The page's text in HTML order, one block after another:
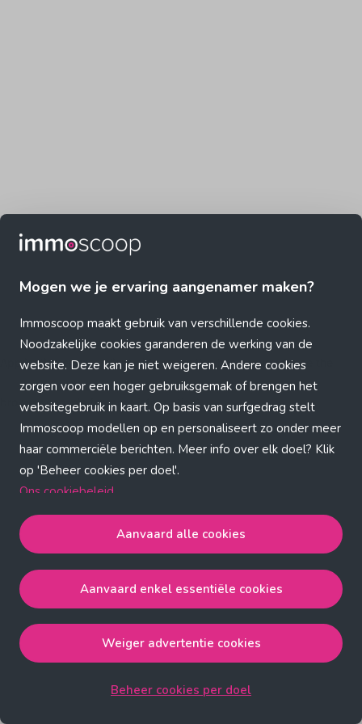
Mogen we je ervaring aangenamer maken?
Immoscoop maakt gebruik van verschillende cookies.
Noodzakelijke cookies garanderen de werking van de
website. Deze kan je niet weigeren. Andere cookies
zorgen voor een hoger gebruiksgemak of brengen het
websitegebruik in kaart. Op basis van surfgedrag stelt
Immoscoop modellen op en personaliseert zo onder meer
haar commerciële berichten. Meer info over elk doel? Klik
op 'Beheer cookies per doel'.
Ons cookiebeleid
Aanvaard alle cookiesgaat akkoord met de strict
noodzakelijke, analytische, functionele en advertentie
cookies.
de strict noodzakelijke cookies.
Weiger advertentie cookiesgaat akkoord met de strict
Aanvaard alle cookies
Aanvaard enkel essentiële cookies
Weiger advertentie cookies
Beheer cookies per doel
Application error: a client-side exception has occurred (see the
browser console for more information)